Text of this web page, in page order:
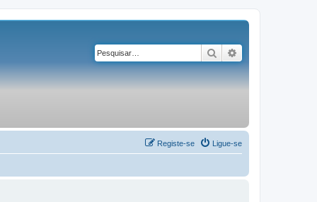
Pesquisar
Ligue-se
Registe-se